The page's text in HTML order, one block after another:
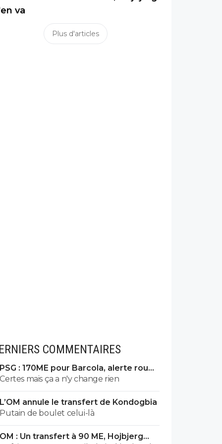
va
Plus d'articles
COMMENTAIRES
PSG : 170ME pour Barcola, alerte rouge
à Liverpool
Certes mais ça a n'y change rien
L’OM annule le transfert de Kondogbia
Putain de boulet celui-là
OM : Un transfert à 90 ME, Hojbjerg